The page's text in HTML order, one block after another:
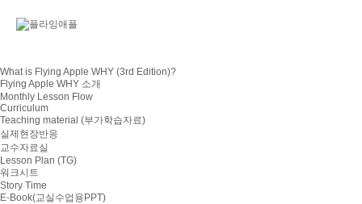
What is Flying Apple WHY (3rd Edition)?
Flying Apple WHY 소개
Monthly Lesson Flow
Curriculum
Teaching material (부가학습자료)
실제현장반응
교수자료실
Lesson Plan (TG)
워크시트
Story Time
E-Book(교실수업용PPT)